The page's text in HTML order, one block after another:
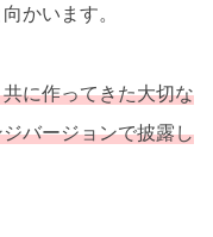
かいます。
に作ってきた大切な
バージョンで披露し